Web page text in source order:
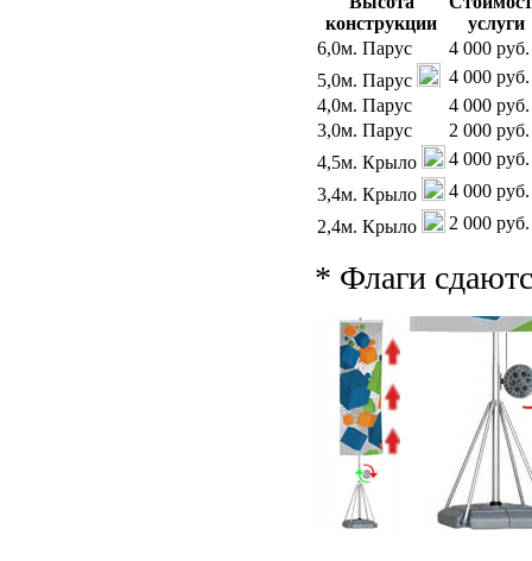
конcтрукции
услуги
6,0м. Парус
4 000 руб.
5,0м. Парус
4 000 руб.
4,0м. Парус
4 000 руб.
3,0м. Парус
2 000 руб.
4,5м. Крыло
4 000 руб.
3,4м. Крыло
4 000 руб.
2,4м. Крыло
2 000 руб.
* Флаги